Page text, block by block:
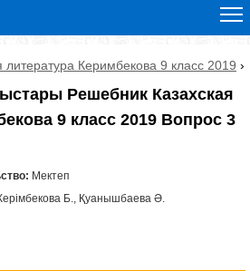
литература Керимбекова 9 класс 2019 ›
Решебник Казахская
9 класс 2019 Вопрос 3
Мектеп
Б., Қуанышбаева Ә.